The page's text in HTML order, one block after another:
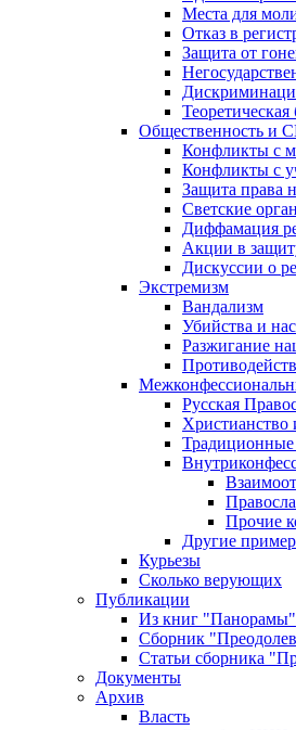
Места для
Отказ в
Защита от
Теоретическая
Общественность и
Конфликты с
Конфликты с
Защита права
Светские
Диффамация
Акции в
Дискуссии о
Экстремизм
Вандализм
Убийства и
Разжигание
Русская
Христианство
Традиционные
Прочие
Другие
Курьезы
Сколько верующих
Публикации
Из книг "Панорамы"
Сборник
Статьи сборника
Документы
Архив
Власть